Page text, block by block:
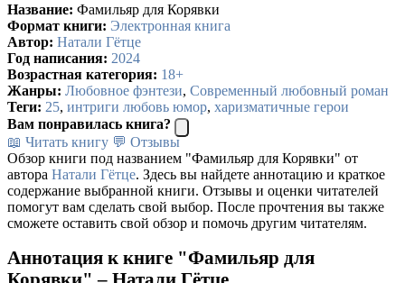
Название: Фамильяр для Корявки
Формат книги: Электронная книга
Автор: Натали Гётце
Год написания: 2024
Возрастная категория: 18+
Жанры: Любовное фэнтези, Современный любовный роман
Теги: 25, интриги любовь юмор, харизматичные герои
Вам понравилась книга?
📖 Читать книгу 💬 Отзывы
Обзор книги под названием "Фамильяр для Корявки" от
автора Натали Гётце. Здесь вы найдете аннотацию и краткое
содержание выбранной книги. Отзывы и оценки читателей
помогут вам сделать свой выбор. После прочтения вы также
сможете оставить свой обзор и помочь другим читателям.
Аннотация к книге "Фамильяр для